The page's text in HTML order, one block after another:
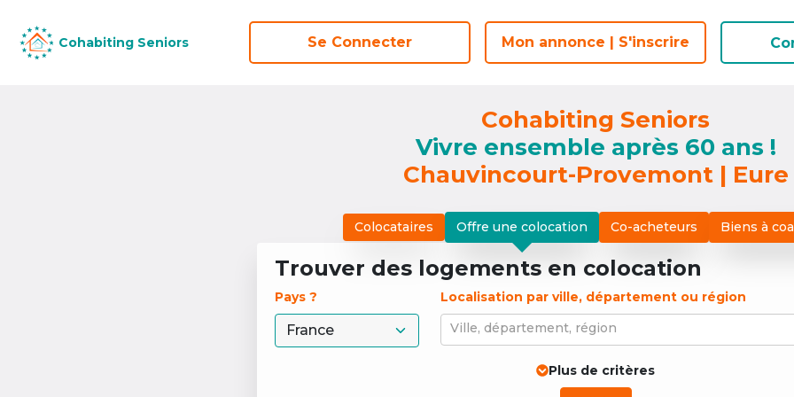
Cohabiting Seniors Se Connecter Mon annonce | S'inscrire
Cohabiting Seniors Se Connecter Mon annonce | S'inscrire
Cohabiting Seniors
Vivre ensemble après 60 ans !
Chauvincourt-Provemont | Eure
Colocataires Offre une colocation Co-acheteurs Biens à
Trouver des logements en colocation
Pays ?
Localisation par ville, département ou région
Ville, département, région
Plus de critères